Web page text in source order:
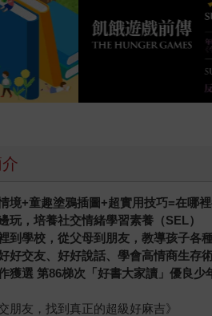
境+童趣塗鴉插圖+超實用技巧=在哪裡
玩，培養社交情緒學習素養（SEL）
到學校，從父母到朋友，教導孩子各
好交友、好好說話、學會高情商生存
獲選 第86梯次「好書大家讀」優良少
朋友，找到真正的超級好麻吉》